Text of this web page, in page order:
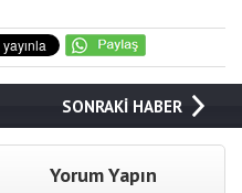
SONRAKİ HABER
Yorum Yapın